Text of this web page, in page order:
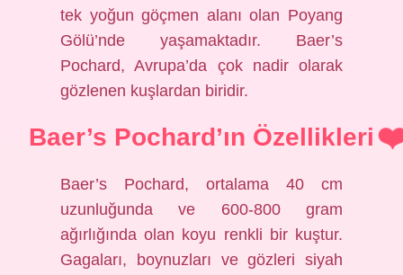
tek yoğun göçmen alanı olan Poyang
Gölü’nde yaşamaktadır. Baer’s
Pochard, Avrupa’da çok nadir olarak
gözlenen kuşlardan biridir.
Baer’s Pochard’ın Özellikleri
Baer’s Pochard, ortalama 40 cm
uzunluğunda ve 600-800 gram
ağırlığında olan koyu renkli bir kuştur.
Gagaları, boynuzları ve gözleri siyah